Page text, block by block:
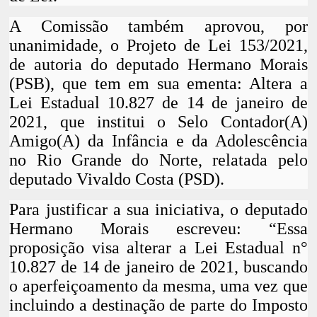
A Comissão também aprovou, por
unanimidade, o Projeto de Lei 153/2021,
de autoria do deputado Hermano Morais
(PSB), que tem em sua ementa: Altera a
Lei Estadual 10.827 de 14 de janeiro de
2021, que institui o Selo Contador(A)
Amigo(A) da Infância e da Adolescência
no Rio Grande do Norte, relatada pelo
deputado Vivaldo Costa (PSD).
Para justificar a sua iniciativa, o deputado
Hermano Morais escreveu: “Essa
proposição visa alterar a Lei Estadual n°
10.827 de 14 de janeiro de 2021, buscando
o aperfeiçoamento da mesma, uma vez que
incluindo a destinação de parte do Imposto